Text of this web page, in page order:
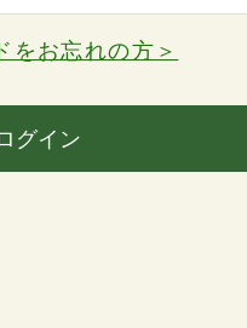
をお忘れの方＞
グイン